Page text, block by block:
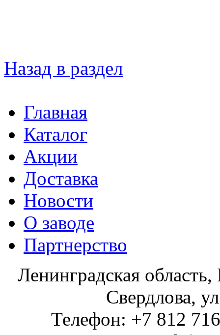
Назад в раздел
Главная
Каталог
Акции
Доставка
Новости
О заводе
Партнерство
Ленинградская
Свердлова,
Телефон: +7 812